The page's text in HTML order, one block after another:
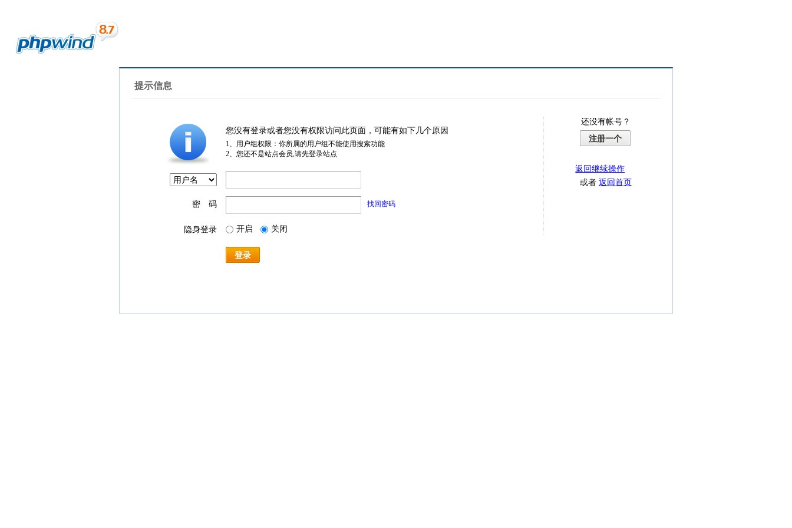
提示信息
您没有登录或者您没有权限访问此页面，可能有如下几个原因
1、用户组权限：你所属的用户组不能使用搜索功能
2、您还不是站点会员,请先登录站点
密 码 找回密码
隐身登录 开启 关闭
登录
还没有帐号？
注册一个
返回继续操作
或者返回首页